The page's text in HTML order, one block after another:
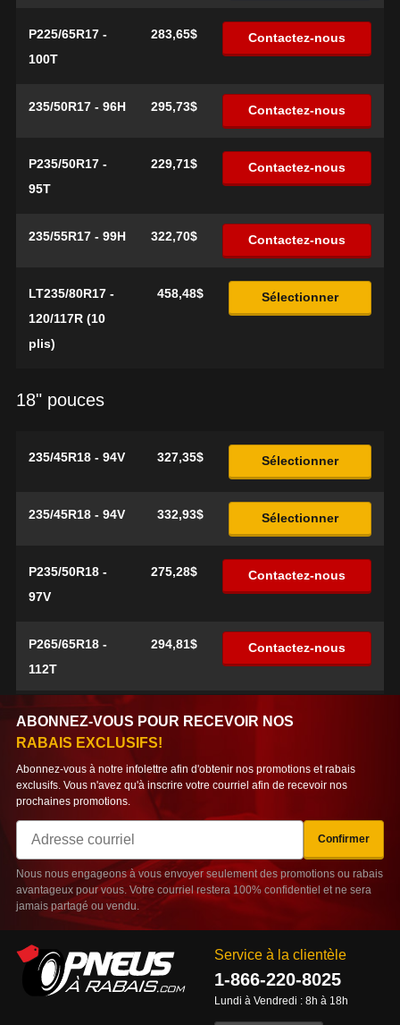
P225/65R17 -
100T
283,65$ Contactez-nous
235/50R17 - 96H 295,73$ Contactez-nous
P235/50R17 -
95T
229,71$ Contactez-nous
235/55R17 - 99H 322,70$ Contactez-nous
LT235/80R17 -
120/117R (10
plis)
458,48$ Sélectionner
18" pouces
235/45R18 - 94V 327,35$ Sélectionner
235/45R18 - 94V 332,93$ Sélectionner
P235/50R18 -
97V
275,28$ Contactez-nous
P265/65R18 -
112T
294,81$ Contactez-nous
Service à la clientèle
1-866-220-8025
Lundi à Vendredi : 8h à 18h
ABONNEZ-VOUS POUR RECEVOIR NOS
RABAIS EXCLUSIFS!
Abonnez-vous à notre infolettre afin d'obtenir nos promotions et rabais
exclusifs. Vous n'avez qu'à inscrire votre courriel afin de recevoir nos
prochaines promotions.
Courriel
Confirmer
Nous nous engageons à vous envoyer seulement des promotions ou rabais
avantageux pour vous. Votre courriel restera 100% confidentiel et ne sera
jamais partagé ou vendu.